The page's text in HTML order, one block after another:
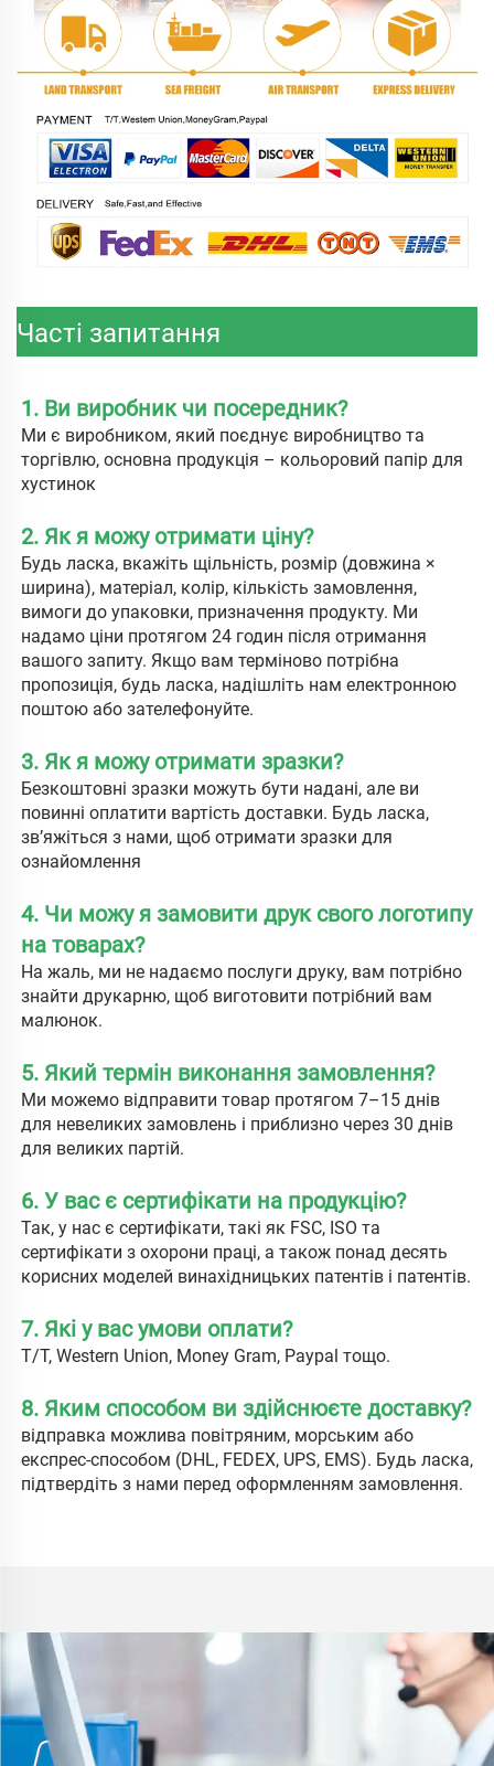
Часті запитання
1. Ви виробник чи посередник?
Ми є виробником, який поєднує виробництво та
торгівлю, основна продукція – кольоровий папір для
хустинок
2. Як я можу отримати ціну?
Будь ласка, вкажіть щільність, розмір (довжина ×
ширина), матеріал, колір, кількість замовлення,
вимоги до упаковки, призначення продукту. Ми
надамо ціни протягом 24 годин після отримання
вашого запиту. Якщо вам терміново потрібна
пропозиція, будь ласка, надішліть нам електронною
поштою або зателефонуйте.
3. Як я можу отримати зразки?
Безкоштовні зразки можуть бути надані, але ви
повинні оплатити вартість доставки. Будь ласка,
зв’яжіться з нами, щоб отримати зразки для
ознайомлення
4. Чи можу я замовити друк свого логотипу
на товарах?
На жаль, ми не надаємо послуги друку, вам потрібно
знайти друкарню, щоб виготовити потрібний вам
малюнок.
5. Який термін виконання замовлення?
Ми можемо відправити товар протягом 7–15 днів
для невеликих замовлень і приблизно через 30 днів
для великих партій.
6. У вас є сертифікати на продукцію?
Так, у нас є сертифікати, такі як FSC, ISO та
сертифікати з охорони праці, а також понад десять
7. Які у вас умови оплати?
T/T, Western Union, Money Gram, Paypal тощо.
8. Яким способом ви здійснюєте доставку?
відправка можлива повітряним, морським або
експрес-способом (DHL, FEDEX, UPS, EMS). Будь ласка,
підтвердіть з нами перед оформленням замовлення.